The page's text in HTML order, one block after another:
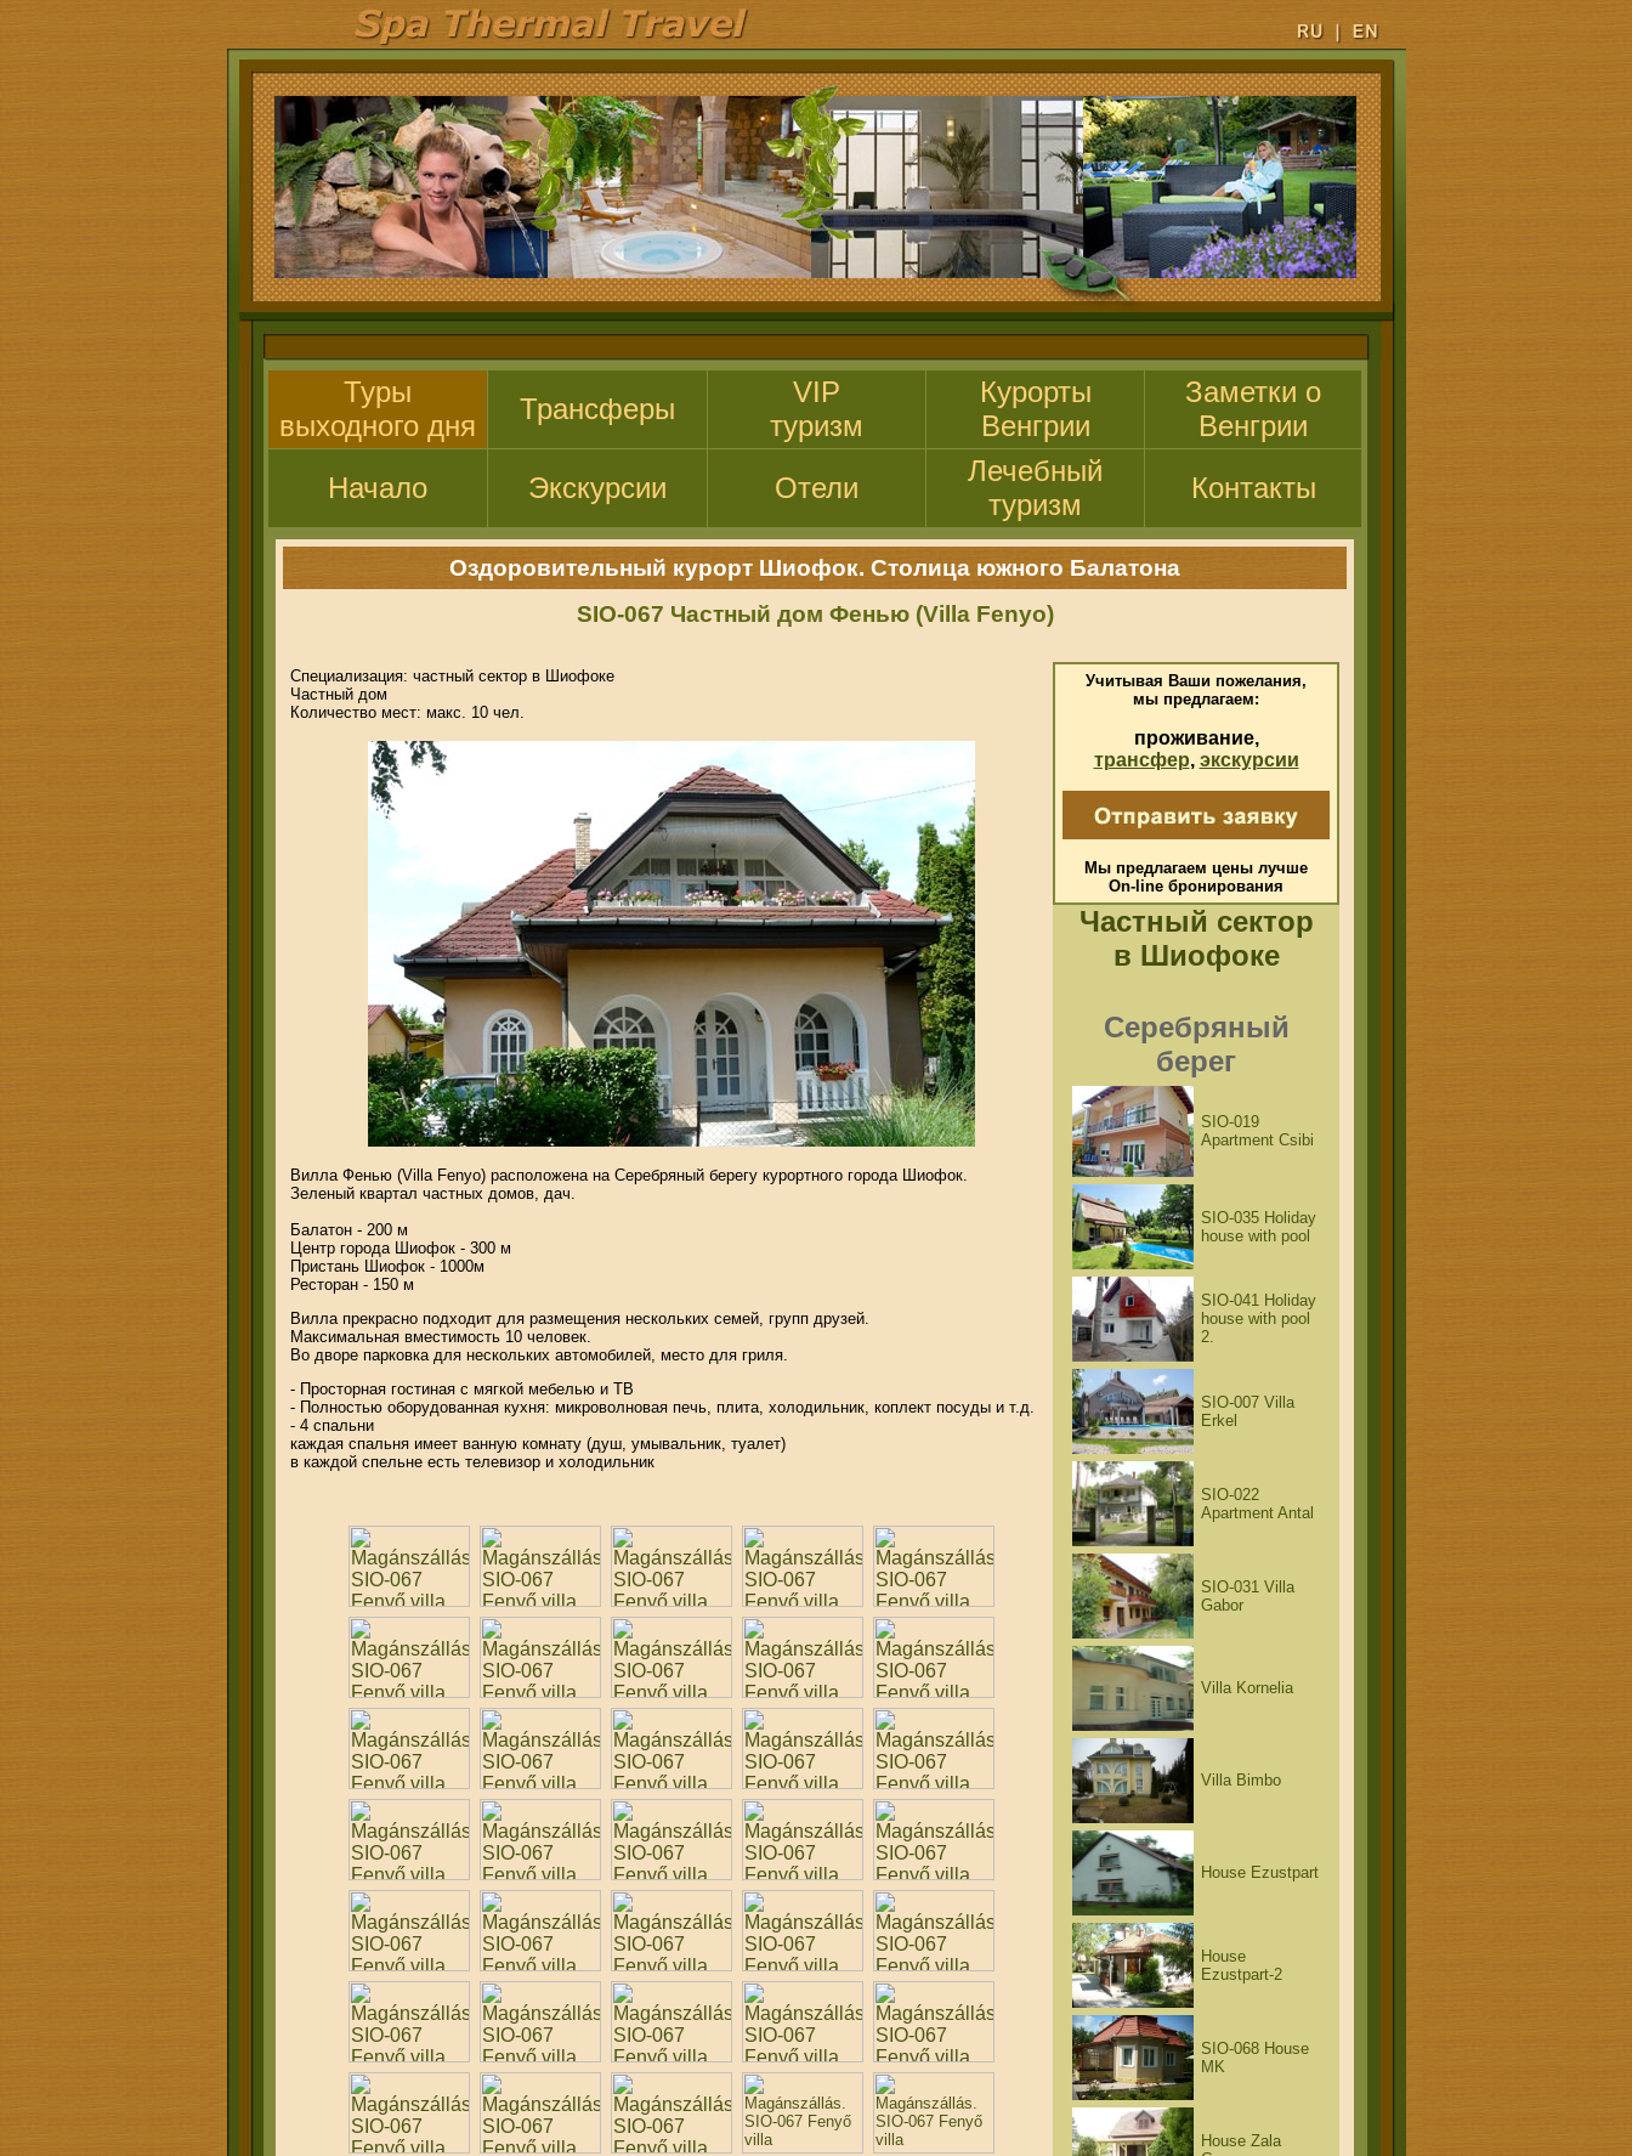
Туры
выходного дня
Трансферы
VIP
туризм
Курорты
Венгрии
Заметки о
Венгрии
Начало
Экскурсии Отели
Лечебный
туризм
Контакты
Оздоровительный курорт Шиофок. Столица южного Балатона
SIO-067 Частный дом Фенью (Villa Fenyo)
Специализация: частный сектор в Шиофоке
Частный дом
Количество мест: макс. 10 чел.
Вилла Фенью (Villa Fenyo) расположена на Серебряный берегу курортного города Шиофок.
Зеленый квартал частных домов, дач.
Балатон - 200 м
Центр города Шиофок - 300 м
Пристань Шиофок - 1000м
Ресторан - 150 м
Вилла прекрасно подходит для размещения нескольких семей, групп друзей.
Максимальная вместимость 10 человек.
Во дворе парковка для нескольких автомобилей, место для гриля.
- Просторная гостиная с мягкой мебелью и ТВ
- Полностью оборудованная кухня: микроволновая печь, плита, холодильник, коплект посуды и т.д.
- 4 спальни
каждая спальня имеет ванную комнату (душ, умывальник, туалет)
в каждой спельне есть телевизор и холодильник
Учитывая Ваши пожелания,
мы предлагаем:
проживание,
трансфер, экскурсии
Мы предлагаем цены лучше
On-line бронирования
Частный сектор
в Шиофоке
Серебряный
берег
SIO-019
Apartment Csibi
SIO-035 Holiday
house with pool
SIO-041 Holiday
house with pool
2.
SIO-007 Villa
Erkel
SIO-022
Apartment Antal
SIO-031 Villa
Gabor
Villa Kornelia
Villa Bimbo
House Ezustpart
House
Ezustpart-2
SIO-068 House
MK
House Zala